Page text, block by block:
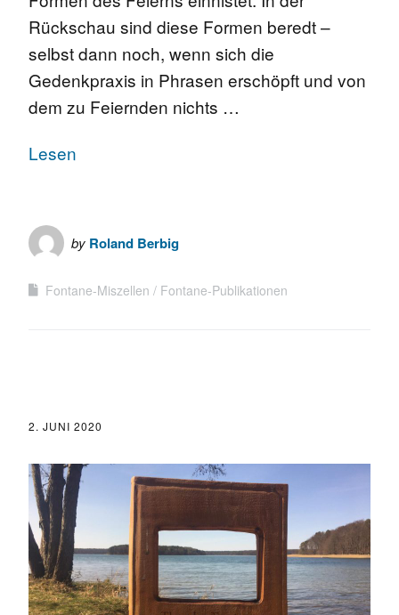
Rückschau sind diese Formen beredt –
selbst dann noch, wenn sich die
Gedenkpraxis in Phrasen erschöpft und von
dem zu Feiernden nichts …
Lesen
by Roland Berbig
Fontane-Miszellen Fontane-Publikationen
2. JUNI 2020